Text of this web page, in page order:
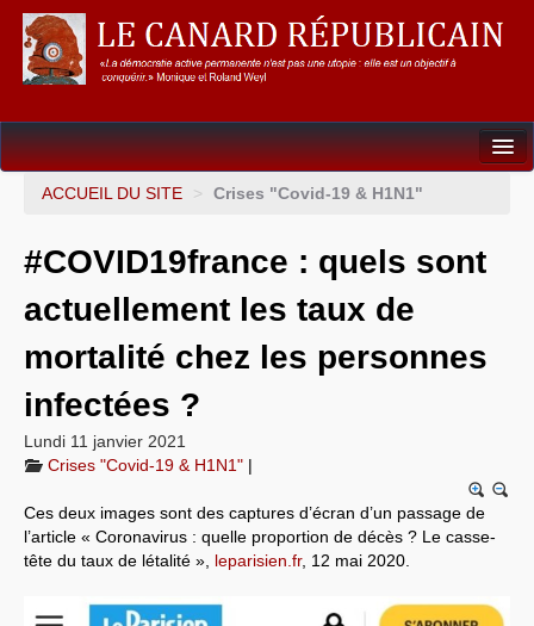
Dossiers
Gouvernance mondiale & mondialisation
Résistances
L’Empire américain
Systèmes & société sous contrôle
Nouvelles de l’antirépublique
ACCUEIL DU SITE > Crises "Covid-19 & H1N1"
#COVID19france : quels sont
actuellement les taux de
mortalité chez les personnes
infectées ?
Lundi 11 janvier 2021
Crises "Covid-19 & H1N1" |
Ces deux images sont des captures d’écran d’un passage de
l’article « Coronavirus : quelle proportion de décès ? Le casse-
tête du taux de létalité », leparisien.fr, 12 mai 2020.